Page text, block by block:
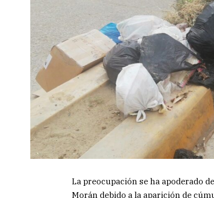
La preocupación se ha apoderado
Morán debido a la aparición de